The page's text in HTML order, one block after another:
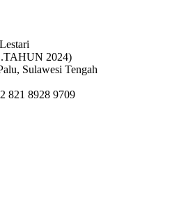
2024)
Sulawesi Tengah
821 8928 9709